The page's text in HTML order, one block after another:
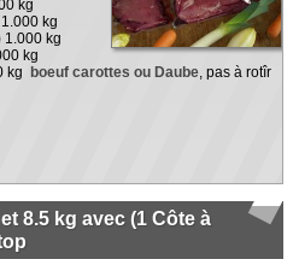
kg
1.000 kg
1.000 kg
kg
boeuf carottes ou Daube, pas à rotîr
8.5 kg avec (1 Côte à